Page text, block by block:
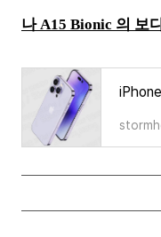
나 A15 Bionic 의 보